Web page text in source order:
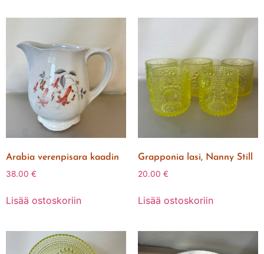
Arabia verenpisara kaadin
38.00 €
Lisää ostoskoriin
Grapponia lasi, Nanny Still
20.00 €
Lisää ostoskoriin